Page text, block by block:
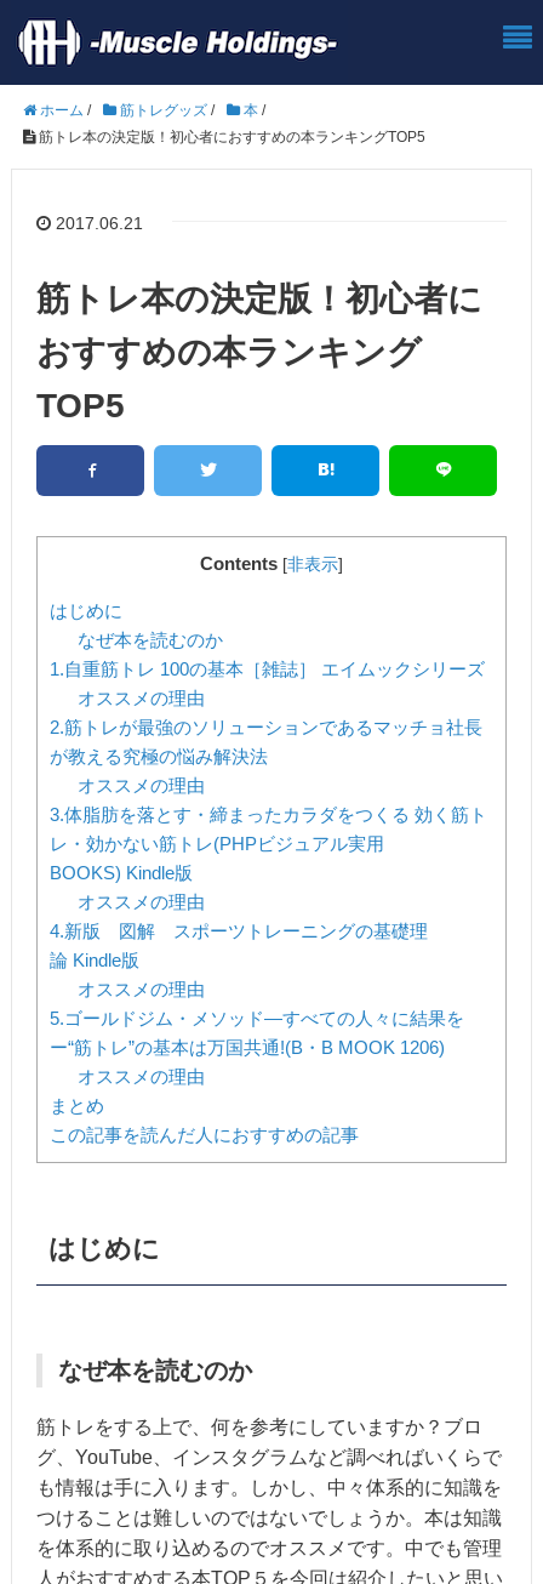
ホーム / 筋トレグッズ / 本 /
筋トレ本の決定版！初心者におすすめの本ランキングTOP5
2017.06.21
筋トレ本の決定版！初心者に
おすすめの本ランキング
TOP5
Contents [非表示]
はじめに
なぜ本を読むのか
1.自重筋トレ 100の基本［雑誌］ エイムックシリーズ
オススメの理由
2.筋トレが最強のソリューションであるマッチョ社長
が教える究極の悩み解決法
オススメの理由
3.体脂肪を落とす・締まったカラダをつくる 効く筋ト
レ・効かない筋トレ(PHPビジュアル実用
BOOKS) Kindle版
オススメの理由
4.新版 図解 スポーツトレーニングの基礎理
論 Kindle版
オススメの理由
5.ゴールドジム・メソッド―すべての人々に結果を
ー“筋トレ”の基本は万国共通!(B・B MOOK 1206)
オススメの理由
まとめ
この記事を読んだ人におすすめの記事
はじめに
なぜ本を読むのか
筋トレをする上で、何を参考にしていますか？ブロ
グ、YouTube、インスタグラムなど調べればいくらで
も情報は手に入ります。しかし、中々体系的に知識を
つけることは難しいのではないでしょうか。本は知識
を体系的に取り込めるのでオススメです。中でも管理
人がおすすめする本TOP５を今回は紹介したいと思い